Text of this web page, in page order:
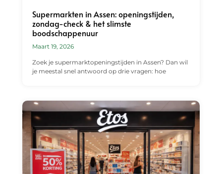
Supermarkten in Assen: openingstijden,
zondag-check & het slimste
boodschappenuur
Maart 19, 2026
Zoek je supermarktopeningstijden in Assen? Dan wil
je meestal snel antwoord op drie vragen: hoe